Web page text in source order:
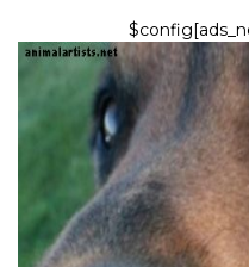
PERROS